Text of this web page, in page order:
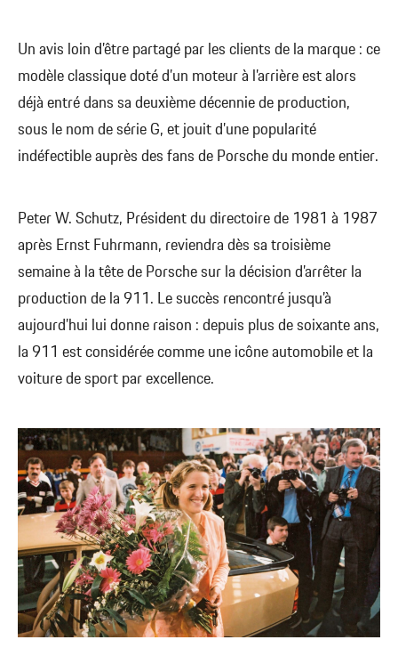
Un avis loin d’être partagé par les clients de la marque : ce
modèle classique doté d’un moteur à l’arrière est alors
déjà entré dans sa deuxième décennie de production,
sous le nom de série G, et jouit d’une popularité
indéfectible auprès des fans de Porsche du monde entier.
Peter W. Schutz, Président du directoire de 1981 à 1987
après Ernst Fuhrmann, reviendra dès sa troisième
semaine à la tête de Porsche sur la décision d’arrêter la
production de la 911. Le succès rencontré jusqu’à
aujourd’hui lui donne raison : depuis plus de soixante ans,
la 911 est considérée comme une icône automobile et la
voiture de sport par excellence.